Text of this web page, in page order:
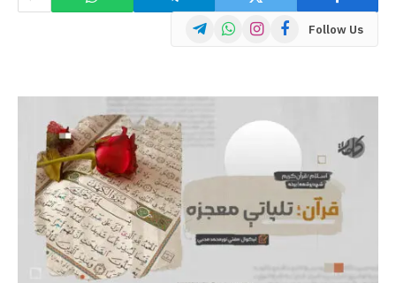
Follow Us
Facebook
Instagram
WhatsApp
Telegram